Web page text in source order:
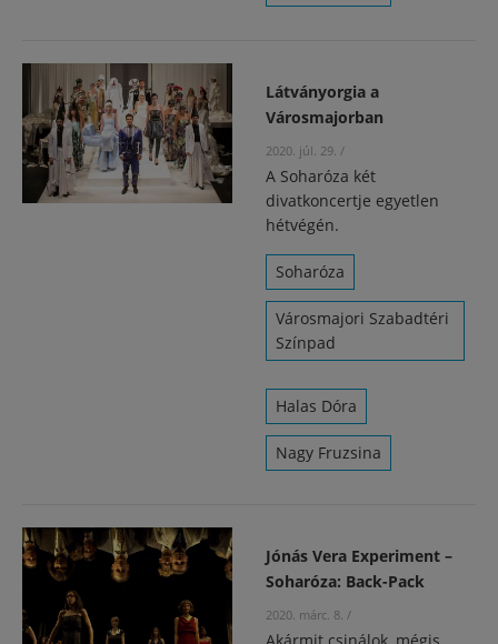
Látványorgia a
Városmajorban
2020. júl. 29. /
A Soharóza két
divatkoncertje egyetlen
hétvégén.
Soharóza
Városmajori Szabadtéri
Színpad
Halas Dóra
Nagy Fruzsina
Jónás Vera Experiment –
Soharóza: Back-Pack
2020. márc. 8. /